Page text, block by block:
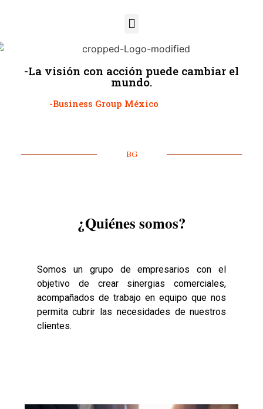
-La visión con acción puede cambiar el
mundo.
-Business Group México
BG
¿Quiénes somos?
Somos un grupo de empresarios con el
objetivo de crear sinergias comerciales,
acompañados de trabajo en equipo que nos
permita cubrir las necesidades de nuestros
clientes.